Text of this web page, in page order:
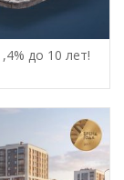
до 10 лет!